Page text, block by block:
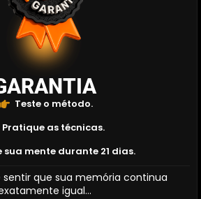
Teste o método.
Pratique as técnicas.
sua mente durante 21 dias.
sentir que sua memória continua
igual…